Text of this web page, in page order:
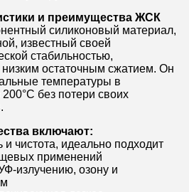
и преимущества ЖСК
силиконовый материал,
известный своей
стабильностью,
остаточным сжатием. Он
температуры в
без потери своих
включают:
и чистота, идеально подходит
применений
излучению, озону и